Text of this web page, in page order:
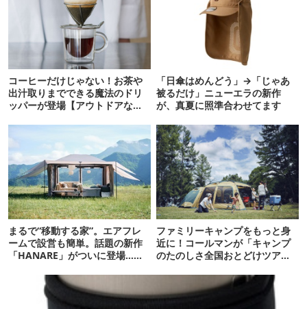
コーヒーだけじゃない！お茶や
出汁取りまでできる魔法のドリ
ッパーが登場【アウトドアな暮
「日傘はめんどう」→「じゃあ
被るだけ」ニューエラの新作
が、真夏に照準合わせてます
まるで“移動する家”。エアフレ
ームで設営も簡単。話題の新作
「HANARE」がついに登場…！
ファミリーキャンプをもっと身
近に！コールマンが「キャンプ
のたのしさ全国おとどけツア